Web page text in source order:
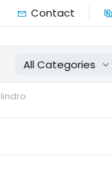
Contact
All Categories